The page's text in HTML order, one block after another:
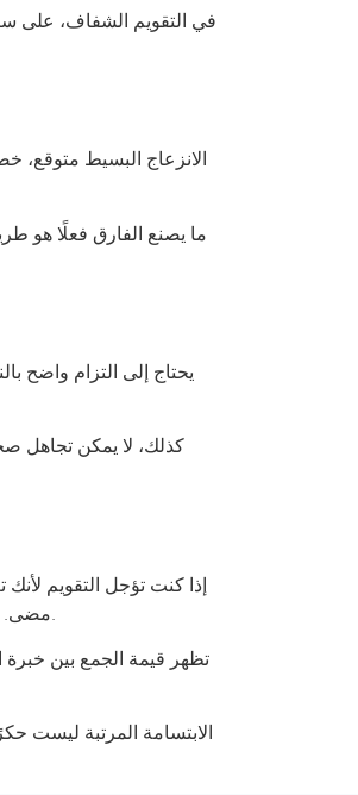
في التقويم الشفاف، على
الانزعاج البسيط متوقع،
ما يصنع الفارق فعلًا هو
كذلك، لا يمكن تجاهل
إذا كنت تؤجل التقويم
مضى. ويصبح التقييم المتخصص مهمًا جدًا إذا كنت تعاني من صرير الأسنان، انحسار اللثة، فقد سابق للأسنان، أو لديك أعمال تركيبات وتيجان موجودة بالفعل.
الابتسامة المرتبة ليست